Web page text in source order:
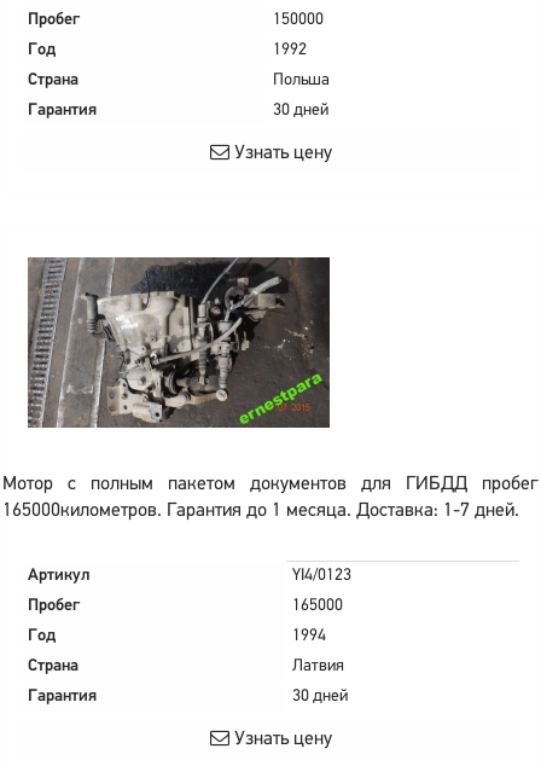
Пробег
150000
Год
1992
Страна
Польша
Гарантия
30 дней
Узнать цену
Мотор с полным пакетом документов для ГИБДД пробег
165000километров. Гарантия до 1 месяца. Доставка: 1-7 дней.
Артикул
YI4/0123
Пробег
165000
Год
1994
Страна
Латвия
Гарантия
30 дней
Узнать цену